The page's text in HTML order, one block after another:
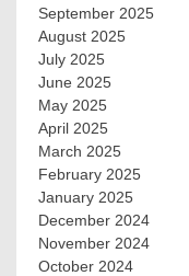
September 2025
August 2025
July 2025
June 2025
May 2025
April 2025
March 2025
February 2025
January 2025
December 2024
November 2024
October 2024